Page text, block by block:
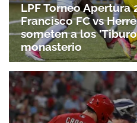
LPF Torneo Apertura
Francisco FC vs
someten a los
monasterio